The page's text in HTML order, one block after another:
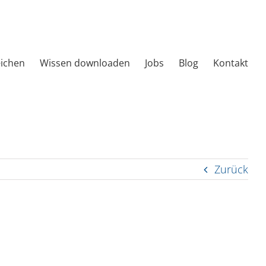
Wissen downloaden Jobs Blog Kontakt
Zurück